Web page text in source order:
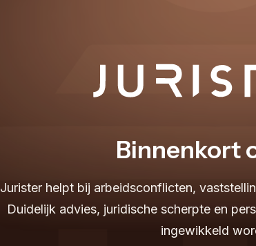
Binnenkort
Jurister helpt bij arbeidsconflicten,
Duidelijk advies, juridische scherpte en
ingewikkeld